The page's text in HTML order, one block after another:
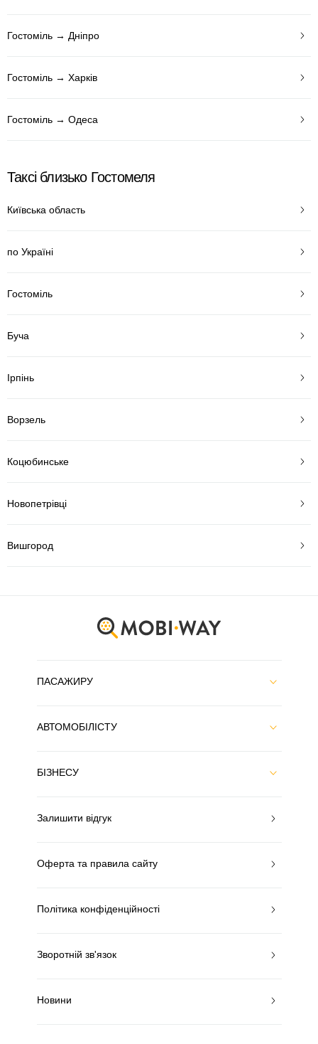
Гостоміль → Дніпро
Гостоміль → Харків
Гостоміль → Одеса
Таксі близько Гостомеля
Київська область
по Україні
Гостоміль
Буча
Ірпінь
Ворзель
Коцюбинське
Новопетрівці
Вишгород
ПАСАЖИРУ
АВТОМОБІЛІСТУ
БІЗНЕСУ
Залишити відгук
Оферта та правила сайту
Політика конфіденційності
Зворотній зв'язок
Новини